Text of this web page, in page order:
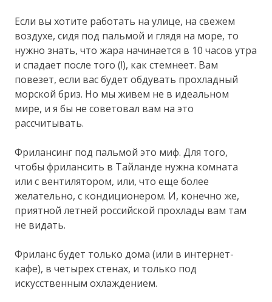
Если вы хотите работать на улице, на свежем
воздухе, сидя под пальмой и глядя на море, то
нужно знать, что жара начинается в 10 часов утра
и спадает после того (!), как стемнеет. Вам
повезет, если вас будет обдувать прохладный
морской бриз. Но мы живем не в идеальном
мире, и я бы не советовал вам на это
рассчитывать.
Фрилансинг под пальмой это миф. Для того,
чтобы фрилансить в Тайланде нужна комната
или с вентилятором, или, что еще более
желательно, с кондиционером. И, конечно же,
приятной летней российской прохлады вам там
не видать.
Фриланс будет только дома (или в интернет-
кафе), в четырех стенах, и только под
искусственным охлаждением.